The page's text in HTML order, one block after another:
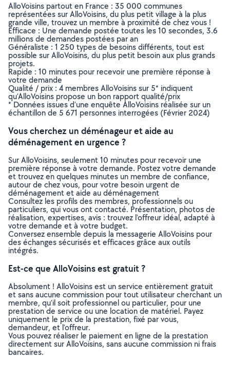
AlloVoisins partout en France : 35 000 communes
représentées sur AlloVoisins, du plus petit village à la plus
grande ville, trouvez un membre à proximité de chez vous !
Efficace : Une demande postée toutes les 10 secondes, 3.6
millions de demandes postées par an
Généraliste : 1 250 types de besoins différents, tout est
possible sur AlloVoisins, du plus petit besoin aux plus grands
projets.
Rapide : 10 minutes pour recevoir une première réponse à
votre demande
Qualité / prix : 4 membres AlloVoisins sur 5* indiquent
qu’AlloVoisins propose un bon rapport qualité/prix
* Données issues d’une enquête AlloVoisins réalisée sur un
échantillon de 5 671 personnes interrogées (Février 2024)
Vous cherchez un déménageur et aide au
déménagement en urgence ?
Sur AlloVoisins, seulement 10 minutes pour recevoir une
première réponse à votre demande. Postez votre demande
et trouvez en quelques minutes un membre de confiance,
autour de chez vous, pour votre besoin urgent de
déménagement et aide au déménagement
Consultez les profils des membres, professionnels ou
particuliers, qui vous ont contacté. Présentation, photos de
réalisation, expertises, avis : trouvez l'offreur idéal, adapté à
votre demande et à votre budget.
Conversez ensemble depuis la messagerie AlloVoisins pour
des échanges sécurisés et efficaces grâce aux outils
intégrés.
Est-ce que AlloVoisins est gratuit ?
Absolument ! AlloVoisins est un service entièrement gratuit
et sans aucune commission pour tout utilisateur cherchant un
membre, qu’il soit professionnel ou particulier, pour une
prestation de service ou une location de matériel. Payez
uniquement le prix de la prestation, fixé par vous,
demandeur, et l’offreur.
Vous pouvez réaliser le paiement en ligne de la prestation
directement sur AlloVoisins, sans aucune commission ni frais
bancaires.